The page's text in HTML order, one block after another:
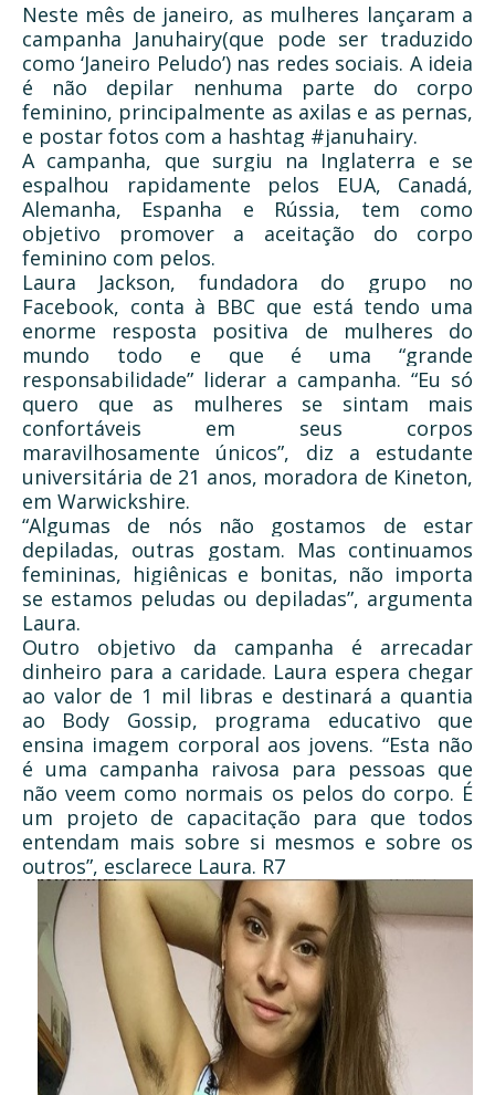
Neste mês de janeiro, as mulheres lançaram a
campanha Januhairy(que pode ser traduzido
como ‘Janeiro Peludo’) nas redes sociais. A ideia
é não depilar nenhuma parte do corpo
feminino, principalmente as axilas e as pernas,
e postar fotos com a hashtag #januhairy.
A campanha, que surgiu na Inglaterra e se
espalhou rapidamente pelos EUA, Canadá,
Alemanha, Espanha e Rússia, tem como
objetivo promover a aceitação do corpo
feminino com pelos.
Laura Jackson, fundadora do grupo no
Facebook, conta à BBC que está tendo uma
enorme resposta positiva de mulheres do
mundo todo e que é uma “grande
responsabilidade” liderar a campanha. “Eu só
quero que as mulheres se sintam mais
confortáveis ​​em seus corpos
maravilhosamente únicos”, diz a estudante
universitária de 21 anos, moradora de Kineton,
em Warwickshire.
“Algumas de nós não gostamos de estar
depiladas, outras gostam. Mas continuamos
femininas, higiênicas e bonitas, não importa
se estamos peludas ou depiladas”, argumenta
Laura.
Outro objetivo da campanha é arrecadar
dinheiro para a caridade. Laura espera chegar
ao valor de 1 mil libras e destinará a quantia
ao Body Gossip, programa educativo que
ensina imagem corporal aos jovens. “Esta não
é uma campanha raivosa para pessoas que
não veem como normais os pelos do corpo. É
um projeto de capacitação para que todos
entendam mais sobre si mesmos e sobre os
outros”, esclarece Laura. R7